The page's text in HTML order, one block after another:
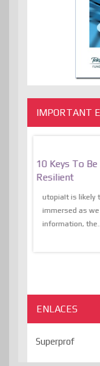
IMPORTANT
10 Keys To
Resilient
utopiaIt is likely
immersed as
information, the...
ENLACES
Superprof